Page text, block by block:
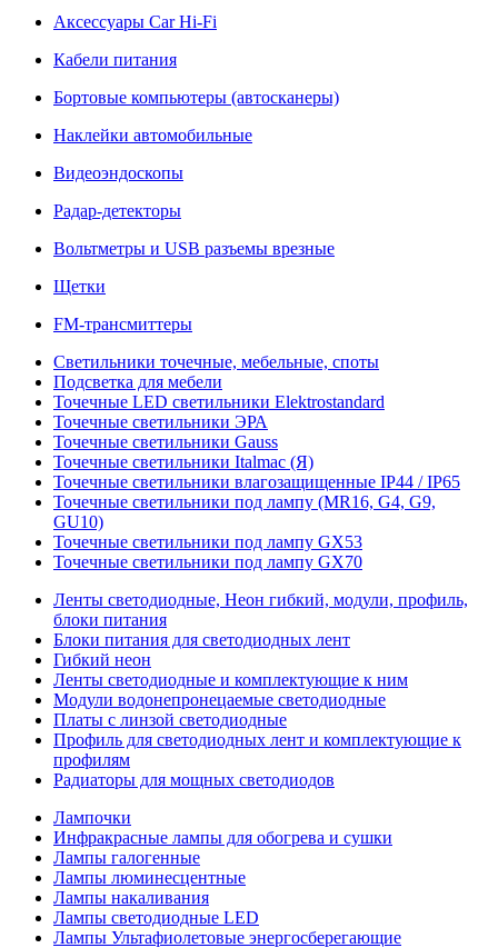
Аксессуары Car Hi-Fi
Кабели питания
Бортовые компьютеры (автосканеры)
Наклейки автомобильные
Видеоэндоскопы
Радар-детекторы
Вольтметры и USB разъемы врезные
Щетки
FM-трансмиттеры
Светильники точечные, мебельные, споты
Подсветка для мебели
Точечные LED светильники Elektrostandard
Точечные светильники ЭРА
Точечные светильники Gauss
Точечные светильники Italmac (Я)
Точечные светильники влагозащищенные IP44 / IP65
Точечные светильники под лампу (MR16, G4, G9,
GU10)
Точечные светильники под лампу GX53
Точечные светильники под лампу GX70
Ленты светодиодные, Неон гибкий, модули, профиль,
блоки питания
Блоки питания для светодиодных лент
Гибкий неон
Ленты светодиодные и комплектующие к ним
Модули водонепронецаемые светодиодные
Платы с линзой светодиодные
Профиль для светодиодных лент и комплектующие к
профилям
Радиаторы для мощных светодиодов
Лампочки
Инфракрасные лампы для обогрева и сушки
Лампы галогенные
Лампы люминесцентные
Лампы накаливания
Лампы светодиодные LED
Лампы Ультафиолетовые энергосберегающие